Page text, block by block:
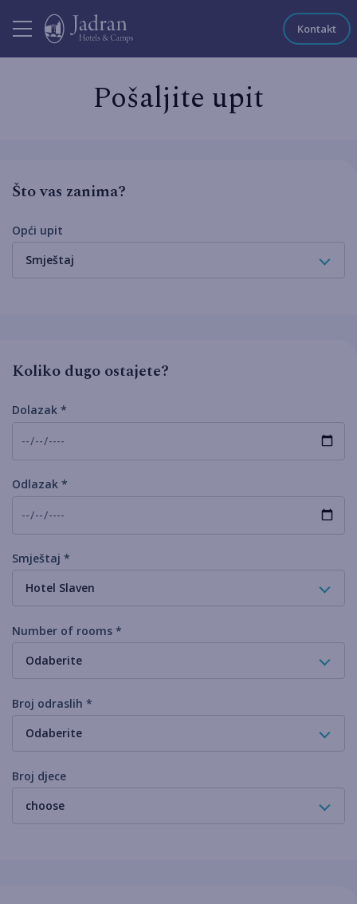
Kontakt
Pošaljite upit
Što vas zanima?
Opći upit
Smještaj
Koliko dugo ostajete?
Dolazak *
Odlazak *
Smještaj *
Hotel Slaven
Number of rooms *
Odaberite
Broj odraslih *
Odaberite
Broj djece
choose